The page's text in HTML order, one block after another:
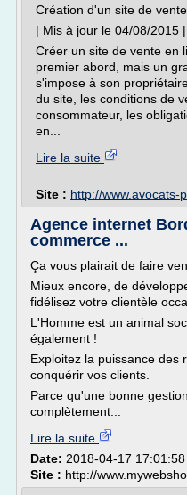
Création d'un site de
| Mis à jour le 04/08/2015
Créer un site de vente en
premier abord, mais un
s'impose à son
du site, les conditions de
consommateur, les
en...
Lire la suite
Site : http://www.avocats-
Agence internet
commerce ...
Ça vous plairait de faire
Mieux encore, de
fidélisez votre clientèle
L'Homme est un animal
également !
Exploitez la puissance des
conquérir vos clients.
Parce qu'une bonne
complètement...
Lire la suite
Date: 2018-04-17 17:01:58
Site : http://